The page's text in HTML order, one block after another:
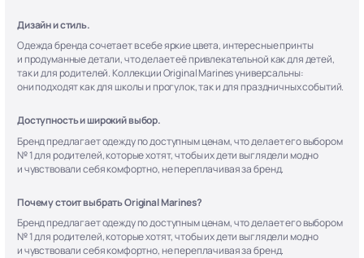
Дизайн и стиль.
Одежда бренда сочетает в себе яркие цвета, интересные принты
и продуманные детали, что делает её привлекательной как для детей,
так и для родителей. Коллекции Original Marines универсальны:
они подходят как для школы и прогулок, так и для праздничных событий.
Доступность и широкий выбор.
Бренд предлагает одежду по доступным ценам, что делает его выбором
№ 1 для родителей, которые хотят, чтобы их дети выглядели модно
и чувствовали себя комфортно, не переплачивая за бренд.
Почему стоит выбрать Original Marines?
Бренд предлагает одежду по доступным ценам, что делает его выбором
№ 1 для родителей, которые хотят, чтобы их дети выглядели модно
и чувствовали себя комфортно, не переплачивая за бренд.